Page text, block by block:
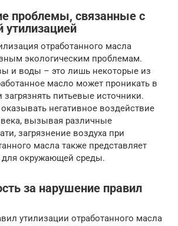
проблемы, связанные с
утилизацией
отработанного масла
экологическим проблемам.
и воды – это лишь некоторые из
масло может проникать в
питьевые источники.
негативное воздействие
вызывая различные
загрязнение воздуха при
масла также представляет
для окружающей среды.
за нарушение правил
утилизации отработанного масла